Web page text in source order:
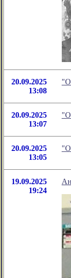
20.09.2025
13:08
20.09.2025
13:07
20.09.2025
13:05
19.09.2025
19:24